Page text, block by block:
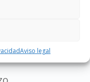
Aviso legal